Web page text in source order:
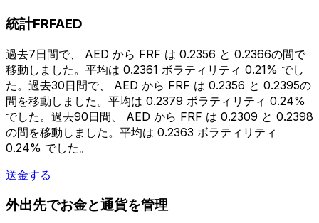
統計FRFAED
過去7日間で、 AED から FRF は 0.2356 と 0.2366の間で
移動しました。平均は 0.2361 ボラティリティ 0.21% でし
た。過去30日間で、 AED から FRF は 0.2356 と 0.2395の
間を移動しました。平均は 0.2379 ボラティリティ 0.24%
でした。過去90日間、 AED から FRF は 0.2309 と 0.2398
の間を移動しました。平均は 0.2363 ボラティリティ
0.24% でした。
送金する
外出先でお金と通貨を管理